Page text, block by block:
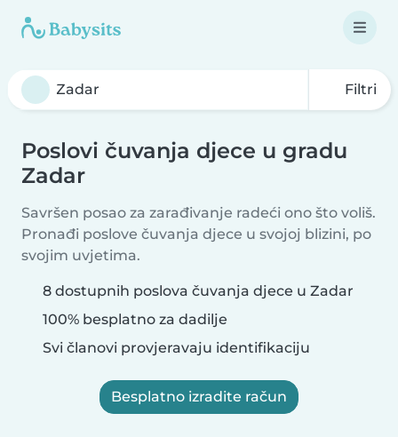
Filtri
Poslovi čuvanja djece u gradu
Zadar
Savršen posao za zarađivanje radeći ono što voliš.
Pronađi poslove čuvanja djece u svojoj blizini, po
svojim uvjetima.
8 dostupnih poslova čuvanja djece u Zadar
100% besplatno za dadilje
Svi članovi provjeravaju identifikaciju
Besplatno izradite račun